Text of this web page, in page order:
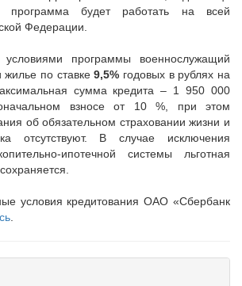
программа будет работать на всей
Федерации.
условиями программы военнослужащий
жилье по ставке9,5% годовых в рублях на
сумма кредита – 1 950 000
взносе от 10 %, при этом
об обязательном страховании жизни и
отсутствуют. В случае исключения
ипотечной системы льготная
условия кредитования ОАО «Сбербанк